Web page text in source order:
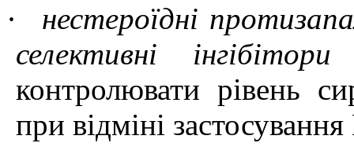
·
нестероїдні
селективні
контролювати рівень
при відміні застосування